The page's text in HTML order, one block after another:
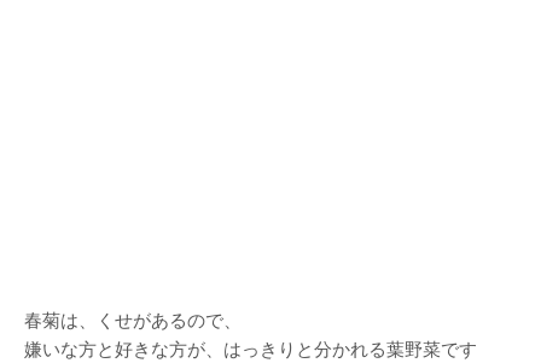
春菊は、くせがあるので、
嫌いな方と好きな方が、はっきりと分かれる葉野菜です